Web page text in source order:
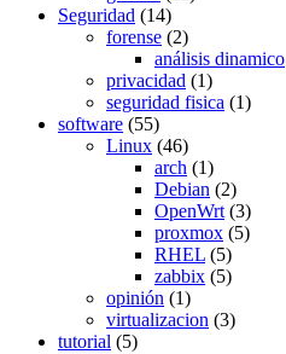
Seguridad (14)
forense (2)
análisis dinamico
privacidad (1)
seguridad fisica (1)
software (55)
Linux (46)
arch (1)
Debian (2)
OpenWrt (3)
proxmox (5)
RHEL (5)
zabbix (5)
opinión (1)
virtualizacion (3)
tutorial (5)